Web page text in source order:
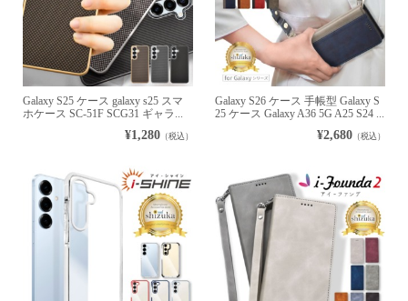
Galaxy S25 ケース galaxy s25 スマ
ホケース SC-51F SCG31 ギャラ...
¥1,280（税込）
Galaxy S26 ケース 手帳型 Galaxy S
25 ケース Galaxy A36 5G A25 S24 ...
¥2,680 （税込）